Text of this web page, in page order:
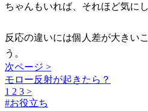
ちゃんもいれば、それほど気に
反応の違いには個人差が大きい
う。
次ページ >
モロー反射が起きたら？
1 2 3 >
#お役立ち